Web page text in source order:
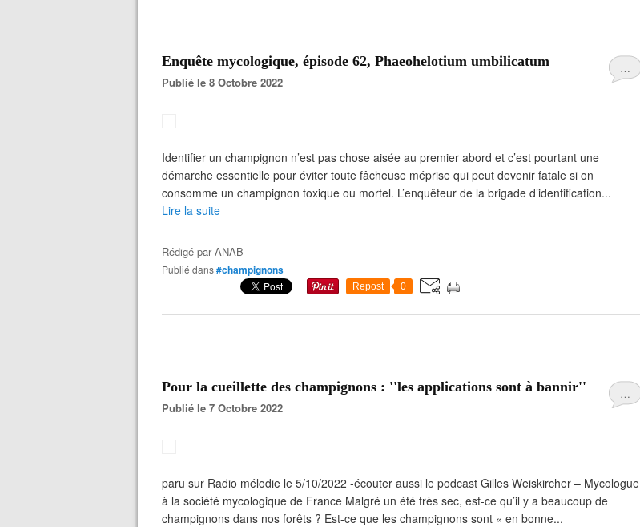
…
Enquête mycologique, épisode 62, Phaeohelotium umbilicatum
Publié le 8 Octobre 2022
Identifier un champignon n’est pas chose aisée au premier abord et c’est pourtant une
démarche essentielle pour éviter toute fâcheuse méprise qui peut devenir fatale si on
consomme un champignon toxique ou mortel. L’enquêteur de la brigade d’identification...
Lire la suite
Rédigé parANAB
Publié dans#champignons
Repost 0
…
Pour la cueillette des champignons : ''les applications sont à bannir''
Publié le 7 Octobre 2022
paru sur Radio mélodie le 5/10/2022 -écouter aussi le podcast Gilles Weiskircher – Mycologue
à la société mycologique de France Malgré un été très sec, est-ce qu’il y a beaucoup de
champignons dans nos forêts ? Est-ce que les champignons sont « en bonne...